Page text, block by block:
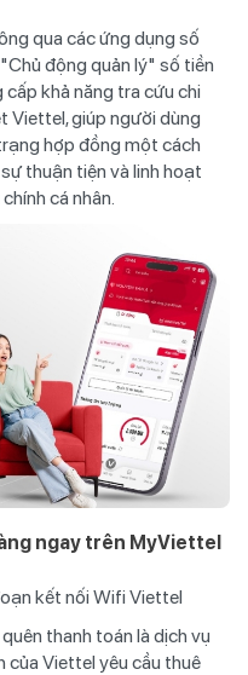
qua các ứng dụng số
động quản lý" số tiền
khả năng tra cứu chi
Viettel, giúp người dùng
hợp đồng một cách
thuận tiện và linh hoạt
cá nhân.
ngay trên MyViettel
kết nối Wifi Viettel
thanh toán là dịch vụ
của Viettel yêu cầu thuê